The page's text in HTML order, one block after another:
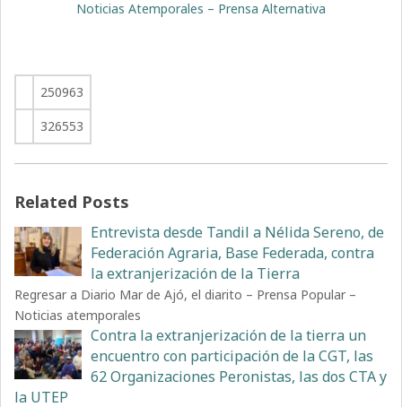
Noticias Atemporales – Prensa Alternativa
250963
326553
Related Posts
Entrevista desde Tandil a Nélida Sereno, de
Federación Agraria, Base Federada, contra
la extranjerización de la Tierra
Regresar a Diario Mar de Ajó, el diarito – Prensa Popular –
Noticias atemporales
Contra la extranjerización de la tierra un
encuentro con participación de la CGT, las
62 Organizaciones Peronistas, las dos CTA y
la UTEP